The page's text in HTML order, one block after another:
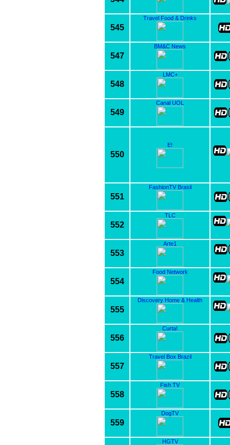
545
Travel Food & Drinks
547
BM&C News
548
LMC+
549
Canal UOL
550
E!
551
FashionTV Brasil
552
TLC
553
Arte1
554
Food Network
555
Discovery Home & Health
556
Curta!
557
Travel Box Brazil
558
Fish TV
559
DogTV
HGTV